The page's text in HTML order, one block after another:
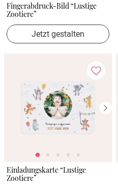
Fingerabdruck-Bild “Lustige
Zootiere”
Jetzt gestalten
Einladungskarte “Lustige
Zootiere”